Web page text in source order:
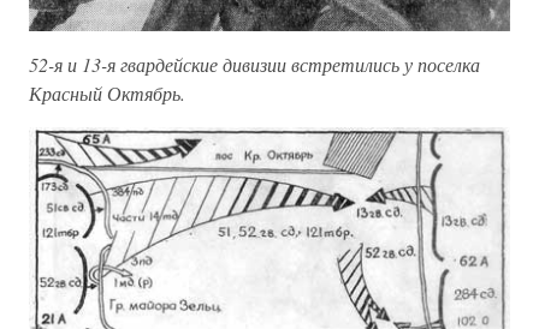
52-я и 13-я гвардейские дивизии встретились у поселка
Красный Октябрь.